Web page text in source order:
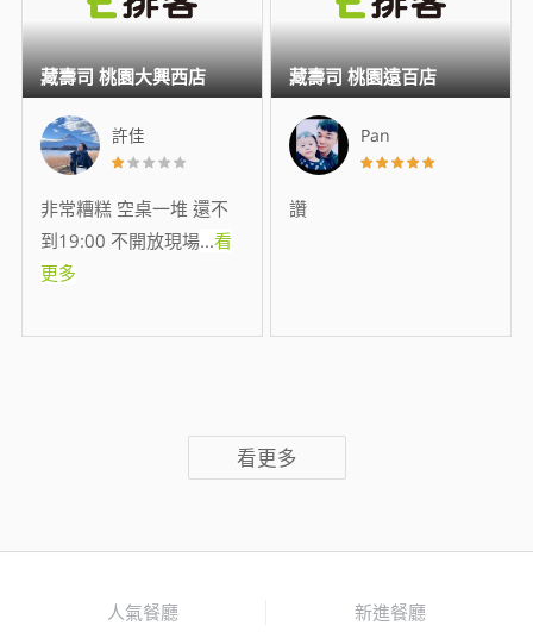
許佳
非常糟糕 空桌一堆 還不
到19:00 不開放現場...看
更多
藏壽司 桃園大興西店
Pan
讚
藏壽司 桃園遠百店
看更多
人氣餐廳 新進餐廳